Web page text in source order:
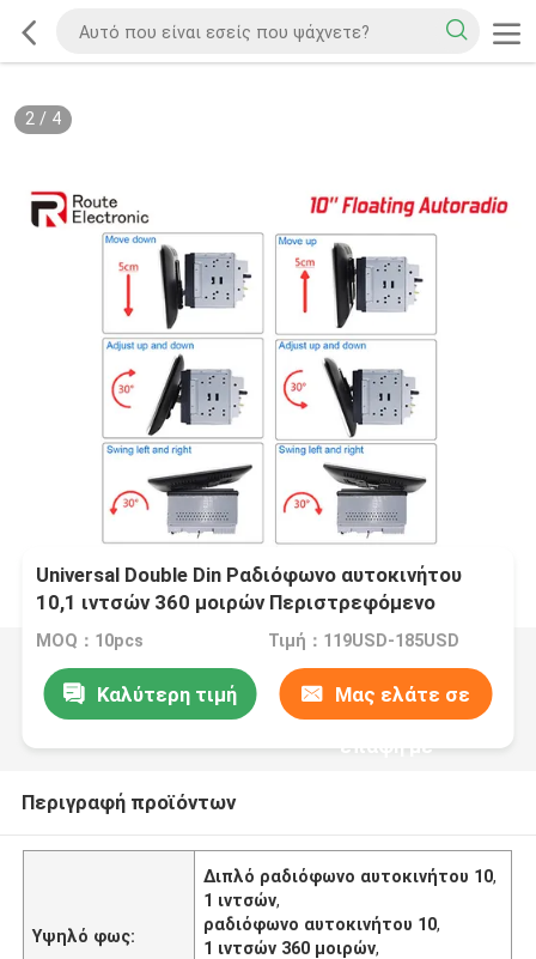
2/ 4
Universal Double Din Ραδιόφωνο αυτοκινήτου
10,1 ιντσών 360 μοιρών Περιστρεφόμενο
MOQ：10pcs Τιμή：119USD-185USD
Καλύτερη τιμή Μας ελάτε σε
επαφή με
Περιγραφή προϊόντων
Υψηλό φως:
Διπλό ραδιόφωνο αυτοκινήτου 10,
1 ιντσών,
ραδιόφωνο αυτοκινήτου 10,
1 ιντσών 360 μοιρών,